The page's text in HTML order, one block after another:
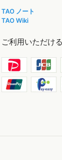
TAO ノート
TAO Wiki
ご利用いただけ